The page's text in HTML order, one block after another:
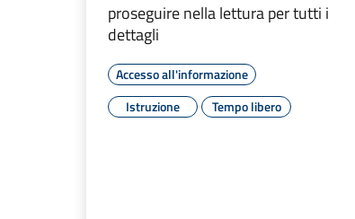
proseguire nella lettura per tutti i
dettagli
Accesso all'informazione
Istruzione
Tempo libero